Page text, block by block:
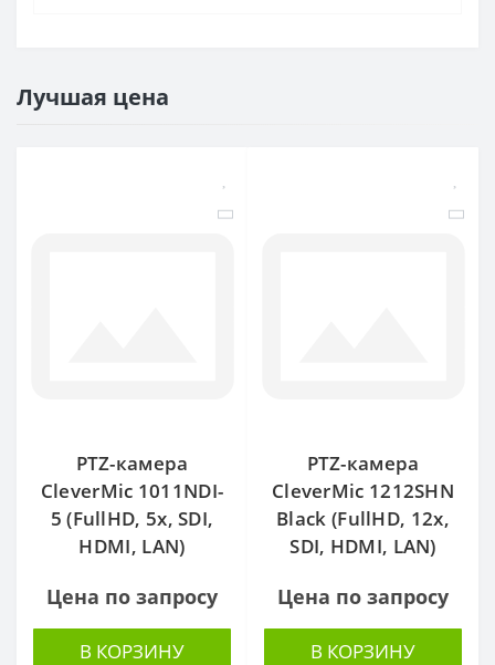
Лучшая цена
PTZ-камера
CleverMic 1011NDI-
5 (FullHD, 5x, SDI,
HDMI, LAN)
Цена по запросу
В КОРЗИНУ
PTZ-камера
CleverMic 1212SHN
Black (FullHD, 12x,
SDI, HDMI, LAN)
Цена по запросу
В КОРЗИНУ